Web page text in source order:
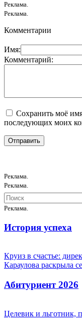
Реклама.
Реклама.
Комментарии
Имя:
Комментарий:
Сохранить моё
последующих моих
Реклама.
Реклама.
Реклама.
История успеха
Круиз в счастье:
Караулова раскрыла
Абитуриент 2026
Целевик и льготник,